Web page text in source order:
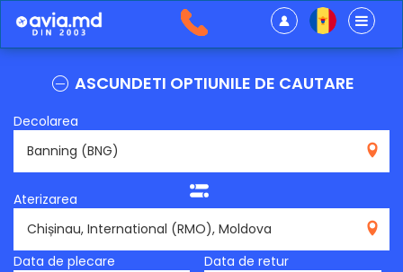
ASCUNDETI OPTIUNILE DE CAUTARE
Decolarea
Aterizarea
Data de plecare
Data de retur